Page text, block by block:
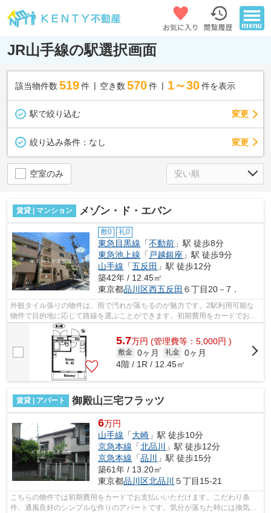
JR山手線の駅選択画面
該当物件数 519件 空き数 570 件 1～30 件を表示
駅で絞り込む 変更
絞り込み条件： なし 変更
空室のみ
賃貸 | マンション メゾン・ド・エバン
敷0 礼0
東急目黒線 「不動前 」駅 徒歩8分
東急池上線 「 戸越銀座 」駅 徒歩9分
山手線 「五反田 」駅 徒歩12分
築42年 / 12.45㎡
東京都品川区西五反田 ６丁目20－7．
外観タイル張りの物件は、雨で汚れが落ちるのが魅力です。2駅利用可能な
物件で目的地に応じて路線を選ぶことができます。初期費用をカードでお支
払いいただけるので、カードで決済した...
5.7万円 (管理費等：5,000円 )
敷金 0ヶ月 礼金 0ヶ月
4階 / 1R / 12.45㎡
賃貸 | アパート 御殿山三宅フラッツ
6万円
山手線 「大崎 」駅 徒歩10分
京急本線 「北品川
」駅 徒歩12分
京急本線 「品川
」駅 徒歩15分
築61年 / 13.20㎡
東京都品川区北品川 ５丁目15-21
こちらの物件では初期費用をカードでお支払いいただけます。こだわり条
件、通風良好のシンプルな作りのアパートです。気分が落ちた時には換気で